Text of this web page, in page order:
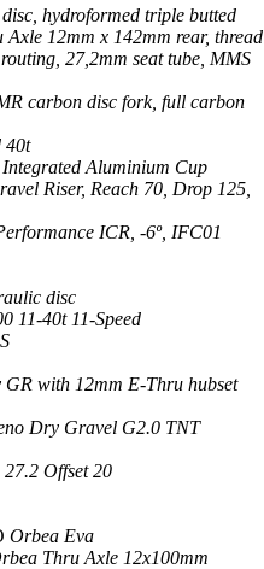
hydroformed triple butted
12mm x 142mm rear, thread
27,2mm seat tube, MMS
carbon disc fork, full carbon
40t
Integrated Aluminium Cup
Riser, Reach 70, Drop 125,
ICR, -6º, IFC01
disc
11-40t 11-Speed
with 12mm E-Thru hubset
Dry Gravel G2.0 TNT
Offset 20
Orbea Eva
Thru Axle 12x100mm